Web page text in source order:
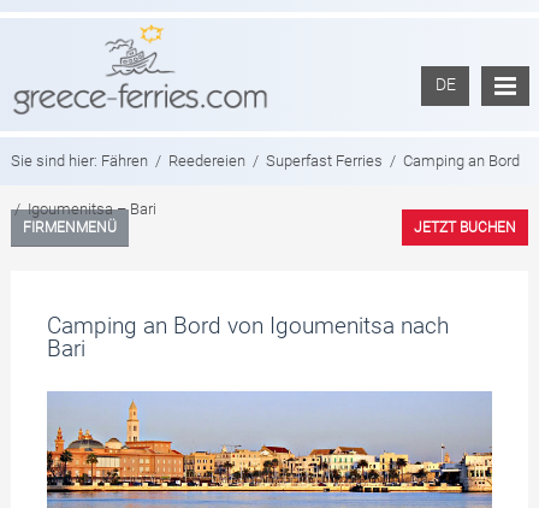
DE
Sie sind hier: Fähren / Reedereien / Superfast Ferries / Camping an Bord
/ Igoumenitsa – Bari
FIRMENMENÜ JETZT BUCHEN
Camping an Bord von Igoumenitsa nach
Bari